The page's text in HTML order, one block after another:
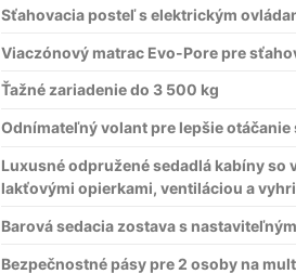
Sťahovacia posteľ s elektrickým
Viaczónový matrac Evo-Pore pre
Ťažné zariadenie do 3 500 kg
Odnímateľný volant pre lepšie
Luxusné odpružené sedadlá kabíny
lakťovými opierkami, ventiláciou a
Barová sedacia zostava s
Bezpečnostné pásy pre 2 osoby na